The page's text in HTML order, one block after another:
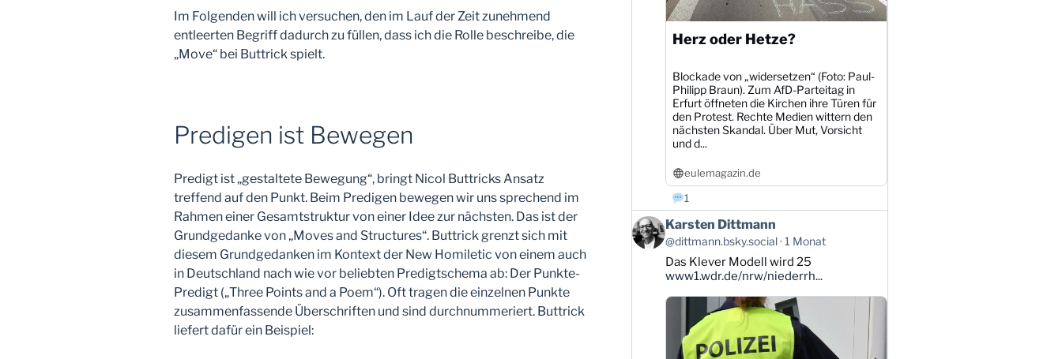
Im Folgenden will ich versuchen, den im Lauf der Zeit zunehmend
entleerten Begriff dadurch zu füllen, dass ich die Rolle beschreibe, die
„Move“ bei Buttrick spielt.
Predigen ist Bewegen
Predigt ist „gestaltete Bewegung“, bringt Nicol Buttricks Ansatz
treffend auf den Punkt. Beim Predigen bewegen wir uns sprechend im
Rahmen einer Gesamtstruktur von einer Idee zur nächsten. Das ist der
Grundgedanke von „Moves and Structures“. Buttrick grenzt sich mit
diesem Grundgedanken im Kontext der New Homiletic von einem auch
in Deutschland nach wie vor beliebten Predigtschema ab: Der Punkte-
Predigt („Three Points and a Poem“). Oft tragen die einzelnen Punkte
zusammenfassende Überschriften und sind durchnummeriert. Buttrick
liefert dafür ein Beispiel:
Herz oder Hetze?
Blockade von „widersetzen“ (Foto: Paul-
Philipp Braun). Zum AfD-Parteitag in
Erfurt öffneten die Kirchen ihre Türen für
den Protest. Rechte Medien wittern den
nächsten Skandal. Über Mut, Vorsicht
und d...
eulemagazin.de
1
Beitrag
von
Karsten
Dittmann
ansehen
Karsten Dittmann
@dittmann.bsky.social 1 Monat
Das Klever Modell wird 25
www1.wdr.de/nrw/niederrh...